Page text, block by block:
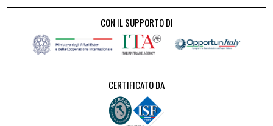
CON IL SUPPORTO DI
CERTIFICATO DA